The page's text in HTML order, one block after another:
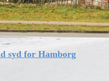
syd for Hamborg